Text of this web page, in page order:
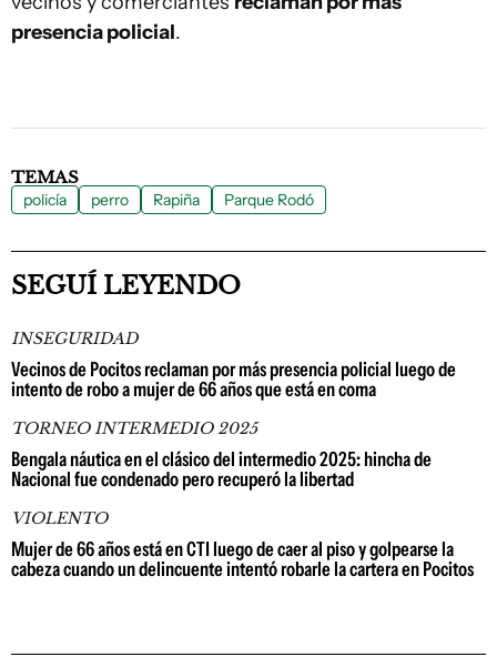
presencia policial.
TEMAS
policía perro Rapiña Parque Rodó
SEGUÍ LEYENDO
INSEGURIDAD
Vecinos de Pocitos reclaman por más presencia policial luego de
intento de robo a mujer de 66 años que está en coma
TORNEO INTERMEDIO 2025
Bengala náutica en el clásico del intermedio 2025: hincha de
Nacional fue condenado pero recuperó la libertad
VIOLENTO
Mujer de 66 años está en CTI luego de caer al piso y golpearse la
cabeza cuando un delincuente intentó robarle la cartera en Pocitos